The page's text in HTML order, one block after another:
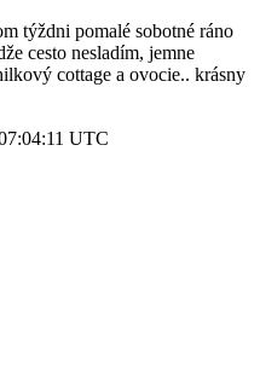
týždni pomalé sobotné ráno
cesto nesladím, jemne
cottage a ovocie.. krásny
UTC